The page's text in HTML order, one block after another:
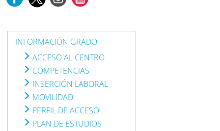
INFORMACIÓN GRADO
ACCESO AL CENTRO
COMPETENCIAS
INSERCIÓN LABORAL
MOVILIDAD
PERFIL DE ACCESO
PLAN DE ESTUDIOS